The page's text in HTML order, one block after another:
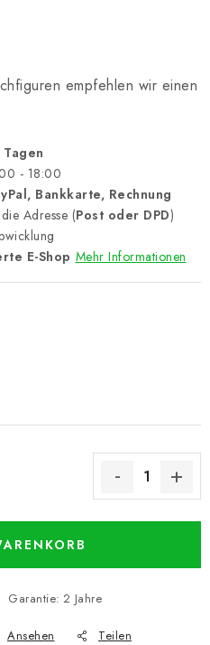
empfehlen wir einen
- 18:00
Bankkarte, Rechnung
Adresse (Post oder DPD)
E-Shop Mehr Informationen
Garantie: 2 Jahre
Ansehen Teilen